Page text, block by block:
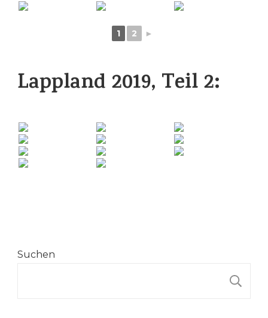
1 2 ►
Lappland 2019, Teil 2:
Suchen